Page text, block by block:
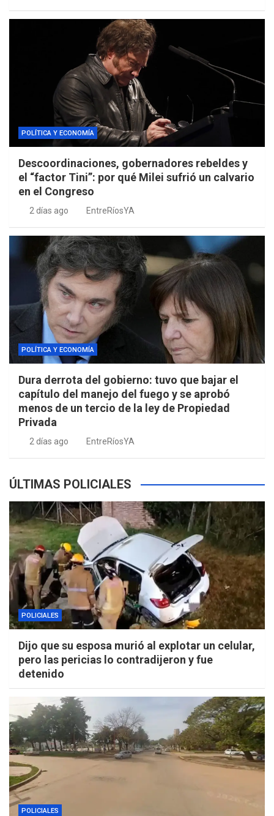
POLÍTICA Y ECONOMÍA
Descoordinaciones, gobernadores rebeldes y
el “factor Tini”: por qué Milei sufrió un calvario
en el Congreso
2 días ago EntreRíosYA
POLÍTICA Y ECONOMÍA
Dura derrota del gobierno: tuvo que bajar el
capítulo del manejo del fuego y se aprobó
menos de un tercio de la ley de Propiedad
Privada
2 días ago EntreRíosYA
ÚLTIMAS POLICIALES
POLICIALES
Dijo que su esposa murió al explotar un celular,
pero las pericias lo contradijeron y fue
detenido
POLICIALES